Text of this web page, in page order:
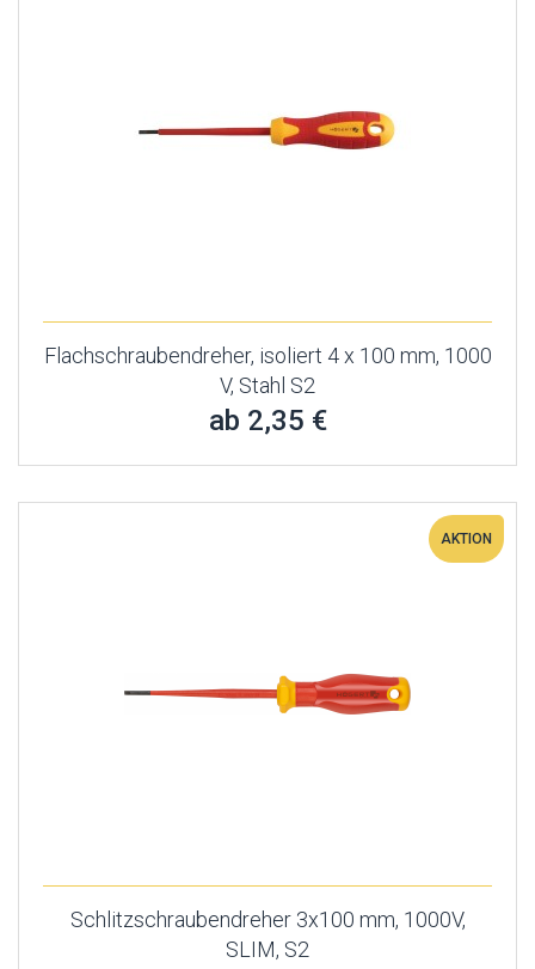
Flachschraubendreher, isoliert 4 x 100 mm, 1000
V, Stahl S2
ab 2,35 €
AKTION
Schlitzschraubendreher 3x100 mm, 1000V,
SLIM, S2